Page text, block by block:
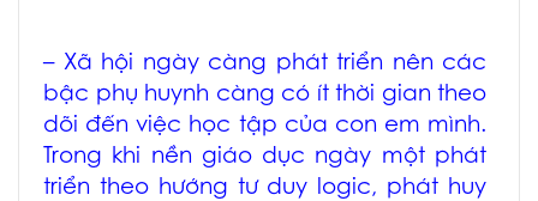
– Xã hội ngày càng phát triển nên các
bậc phụ huynh càng có ít thời gian theo
dõi đến việc học tập của con em mình.
Trong khi nền giáo dục ngày một phát
triển theo hướng tư duy logic, phát huy